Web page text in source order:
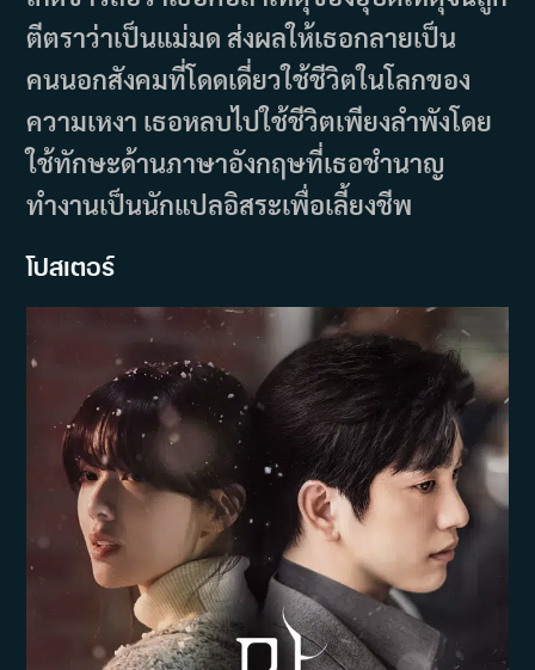
ตีตราว่าเป็นแม่มด ส่งผลให้เธอกลายเป็น
คนนอกสังคมที่โดดเดี่ยวใช้ชีวิตในโลกของ
ความเหงา เธอหลบไปใช้ชีวิตเพียงลำพังโดย
ใช้ทักษะด้านภาษาอังกฤษที่เธอชำนาญ
ทำงานเป็นนักแปลอิสระเพื่อเลี้ยงชีพ
โปสเตอร์